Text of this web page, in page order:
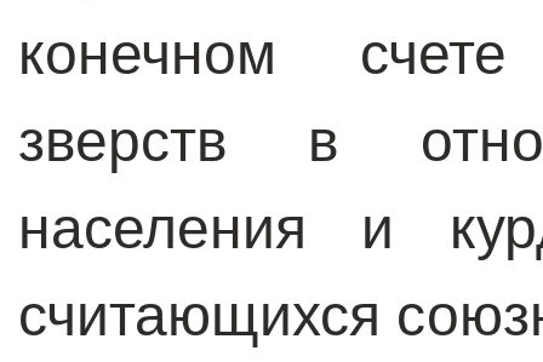
конечном
зверств в
населения и
считающихся